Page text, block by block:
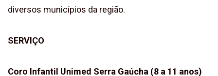
diversos municípios da região.
SERVIÇO
Coro Infantil Unimed Serra Gaúcha (8 a 11 anos)